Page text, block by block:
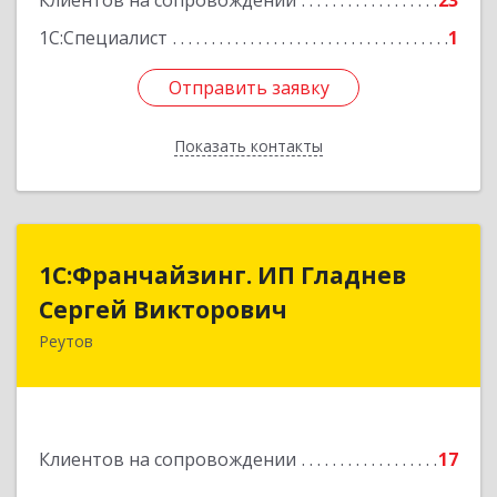
1С:Специалист
1
Отправить заявку
Показать контакты
Отправить заявку
Назад
1С:Франчайзинг. ИП Гладнев
Сергей Викторович
Реутов
Клиентов на сопровождении 17
1С:Франчайзинг. ИП Гладнев
Сергей Викторович
143966, Московская обл, Реутов г, Парковая ул,